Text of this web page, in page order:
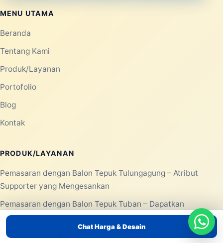
Chat Harga & Desain
MENU UTAMA
Beranda
Tentang Kami
Produk/Layanan
Portofolio
Blog
Kontak
PRODUK/LAYANAN
Pemasaran dengan Balon Tepuk Tulungagung – Atribut
Supporter yang Mengesankan
Pemasaran dengan Balon Tepuk Tuban – Dapatkan
Dukungan Meriah untuk Event Anda
Pemasaran dengan Balon Tepuk Trenggalek – Ciptakan